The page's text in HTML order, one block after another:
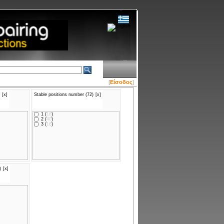
[Είσοδος]
[x]
)
)
Stable positions number (72) [x]
1 (16)
2 (40)
3 (16)
[x]